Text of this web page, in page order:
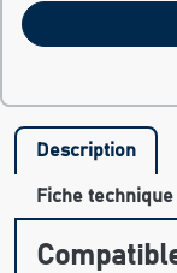
Description
Fiche technique